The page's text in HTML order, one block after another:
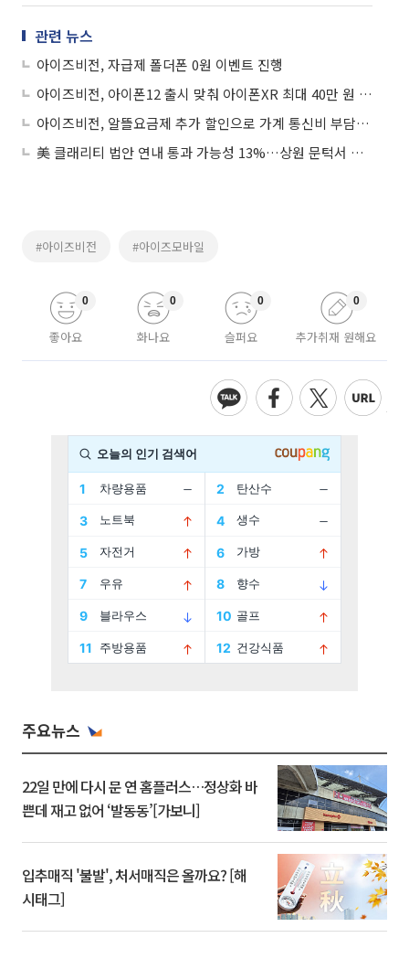
관련 뉴스
아이즈비전, 자급제 폴더폰 0원 이벤트 진행
아이즈비전, 아이폰12 출시 맞춰 아이폰XR 최대 40만 원 지원
아이즈비전, 알뜰요금제 추가 할인으로 가계 통신비 부담 ‘Down’
美 클래리티 법안 연내 통과 가능성 13%…상원 문턱서 제동
#아이즈비전 #아이즈모바일
좋아요
0
화나요
0
슬퍼요
0
추가취재 원해요
0
주요뉴스
22일 만에 다시 문 연 홈플러스…정상화 바
쁜데 재고 없어 ‘발동동’[가보니]
입추매직 '불발', 처서매직은 올까요? [해
시태그]